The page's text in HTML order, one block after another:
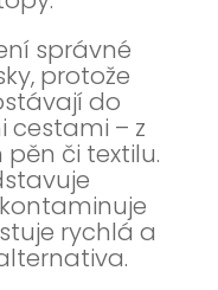
správné
protože
do
cestami – z
či textilu.
rychlá a